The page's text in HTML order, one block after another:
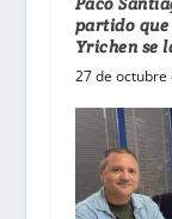
partido que
Yrichen se
27 de octubre